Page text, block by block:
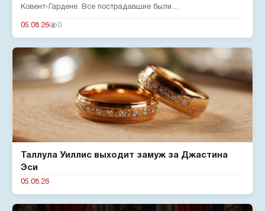
Ковент-Гардене. Все пострадавшие были
05.08.26 0
Таллула Уиллис выходит замуж за Джастина
Эси
05.08.26